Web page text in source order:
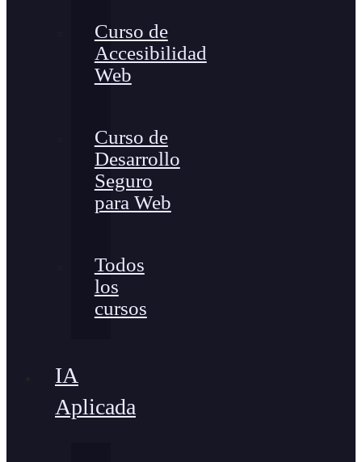
Curso de
Accesibilidad
Web
Curso de
Desarrollo
Seguro
para Web
Todos
los
cursos
IA
Aplicada